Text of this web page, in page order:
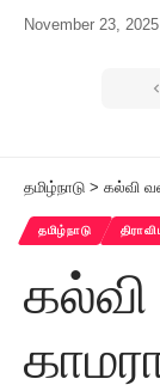
November 23, 2025
தமிழ்நாடு > கல்வி
தமிழ்நாடு